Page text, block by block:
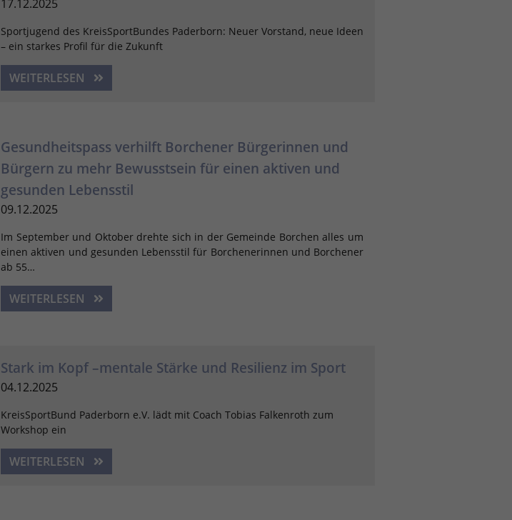
17.12.2025
Sportjugend des KreisSportBundes Paderborn: Neuer Vorstand, neue Ideen
– ein starkes Profil für die Zukunft
WEITERLESEN
Gesundheitspass verhilft Borchener Bürgerinnen und
Bürgern zu mehr Bewusstsein für einen aktiven und
gesunden Lebensstil
09.12.2025
Im September und Oktober drehte sich in der Gemeinde Borchen alles um
einen aktiven und gesunden Lebensstil für Borchenerinnen und Borchener
ab 55…
WEITERLESEN
Stark im Kopf –mentale Stärke und Resilienz im Sport
04.12.2025
KreisSportBund Paderborn e.V. lädt mit Coach Tobias Falkenroth zum
Workshop ein
WEITERLESEN